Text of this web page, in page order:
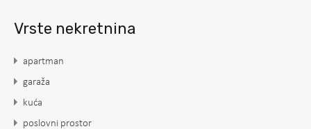
Vrste nekretnina
apartman
garaža
kuća
poslovni prostor